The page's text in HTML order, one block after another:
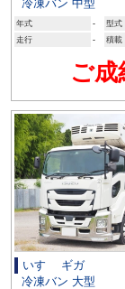
冷凍バン 中型
年式 - 型式
走行
- 積載
ご成
いすゞ ギガ
冷凍バン 大型